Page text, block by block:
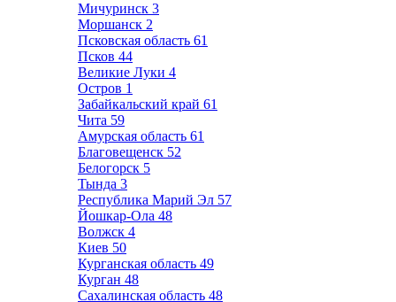
Мичуринск 3
Моршанск 2
Псковская область 61
Псков 44
Великие Луки 4
Остров 1
Забайкальский край 61
Чита 59
Амурская область 61
Благовещенск 52
Белогорск 5
Тында 3
Республика Марий Эл 57
Йошкар-Ола 48
Волжск 4
Киев 50
Курганская область 49
Курган 48
Сахалинская область 48